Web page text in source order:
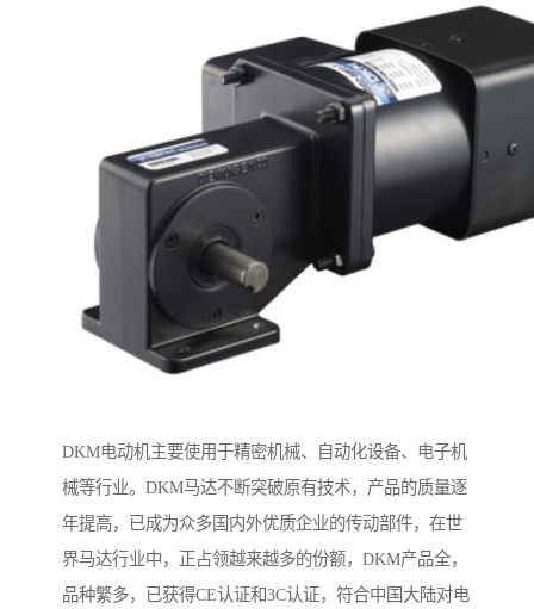
DKM电动机主要使用于精密机械、自动化设备、电子机
械等行业。DKM马达不断突破原有技术，产品的质量逐
年提高，已成为众多国内外优质企业的传动部件，在世
界马达行业中，正占领越来越多的份额，DKM产品全，
品种繁多，已获得CE认证和3C认证，符合中国大陆对电